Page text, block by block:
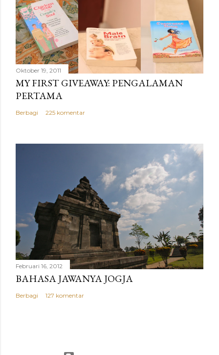
Oktober 19, 2011
MY FIRST GIVEAWAY: PENGALAMAN
PERTAMA
Berbagi 225 komentar
Februari 16, 2012
BAHASA JAWANYA JOGJA
Berbagi 127 komentar